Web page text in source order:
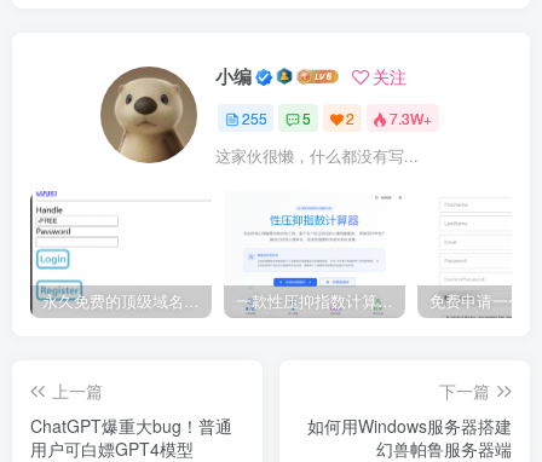
小编 关注
255 5 2 7.3W+
这家伙很懒，什么都没有写...
一款性压抑指数计算器源码
上一篇
ChatGPT爆重大bug！普通
用户可白嫖GPT4模型
下一篇
如何用Windows服务器搭建
幻兽帕鲁服务器端